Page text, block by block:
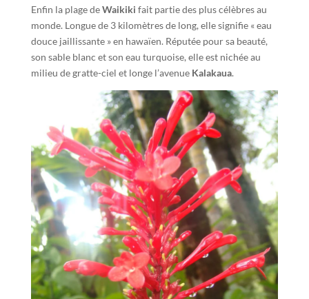
Enfin la plage deWaikiki fait partie des plus célèbres au
monde. Longue de 3 kilomètres de long, elle signifie « eau
douce jaillissante » en hawaïen. Réputée pour sa beauté,
son sable blanc et son eau turquoise, elle est nichée au
milieu de gratte-ciel et longe l’avenue Kalakaua.